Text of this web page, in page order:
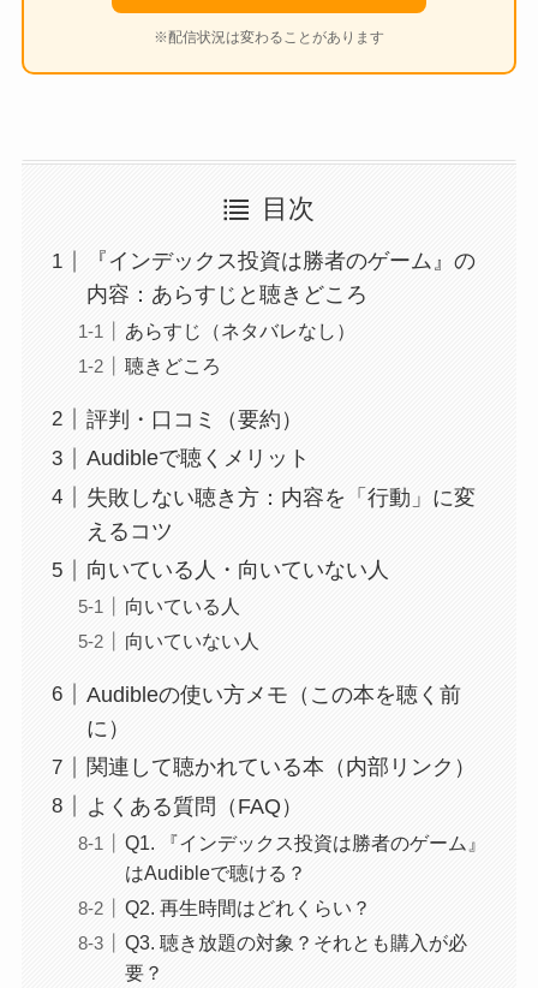
※配信状況は変わることがあります
目次
『インデックス投資は勝者のゲーム』の
内容：あらすじと聴きどころ
あらすじ（ネタバレなし）
聴きどころ
評判・口コミ（要約）
Audibleで聴くメリット
失敗しない聴き方：内容を「行動」に変
えるコツ
向いている人・向いていない人
向いている人
向いていない人
Audibleの使い方メモ（この本を聴く前
に）
関連して聴かれている本（内部リンク）
よくある質問（FAQ）
Q1. 『インデックス投資は勝者のゲーム』
はAudibleで聴ける？
Q2. 再生時間はどれくらい？
Q3. 聴き放題の対象？それとも購入が必
要？